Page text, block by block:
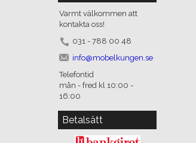
Varmt välkommen att
kontakta oss!
031 - 788 00 48
info@mobelkungen.se
Telefontid
mån - fred kl 10:00 -
16:00
Betalsätt